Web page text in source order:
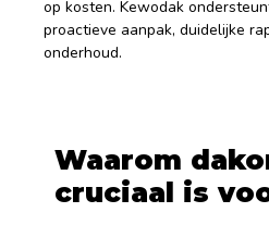
op kosten. Kewodak
proactieve aanpak, duidelijke
onderhoud.
Waarom
cruciaal is